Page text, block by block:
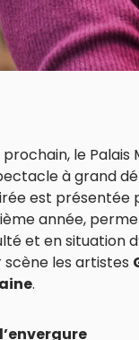
prochain, le
à grand
est
année,
et en situation
les artistes
.